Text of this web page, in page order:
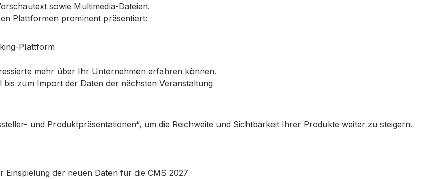
sowie Multimedia-Dateien.
Plattformen prominent präsentiert:
Plattform
mehr über Ihr Unternehmen erfahren können.
zum Import der Daten der nächsten Veranstaltung
und Produktpräsentationen“, um die Reichweite und Sichtbarkeit Ihrer Produkte weiter zu steigern.
der neuen Daten für die CMS 2027